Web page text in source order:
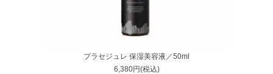
プラセジュレ 保湿美容液／50ml
6,380円(税込)